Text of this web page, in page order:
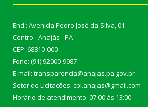
End.: Avenida Pedro José da Silva, 01
Centro - Anajás - PA
CEP: 68810-000
Fone: (91) 92000-9087
E-mail: transparencia@anajas.pa.gov.br
Setor de Licitações: cpl.anajas@gmail.com
Horário de atendimento: 07:00 às 13:00